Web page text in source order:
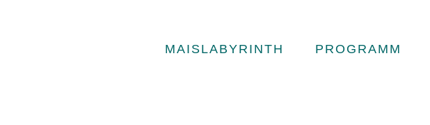
MAISLABYRINTH PROGRAMM